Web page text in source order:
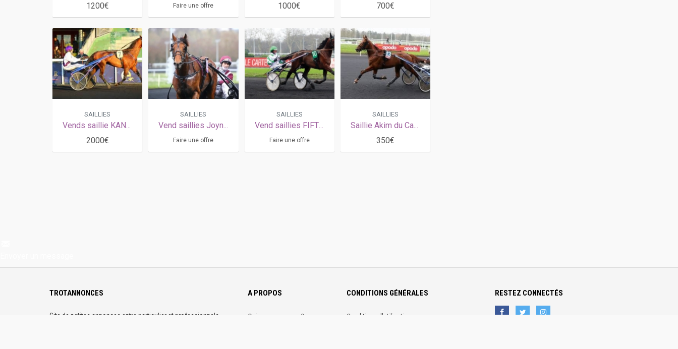
1200€
Faire une offre
1000€
700€
SAILLIES
Vends saillie KANADA (Earl Simon - Avila par Ready Cash)
2000€
SAILLIES
Vend saillies Joyner sport ( Dollar Macker & Carla du Padoueng )
Faire une offre
SAILLIES
Vend saillies FIFTY KALOUMA ( READY CASH & SADAYA DE CERISY )
Faire une offre
SAILLIES
Saillie Akim du Cap Vert
350€
TROTANNONCES
Site de petites annonces entre particulier et professionnels
A PROPOS
Qui sommes-nous ?
CONDITIONS GÉNÉRALES
Conditions d'utilisation
RESTEZ CONNECTÉS